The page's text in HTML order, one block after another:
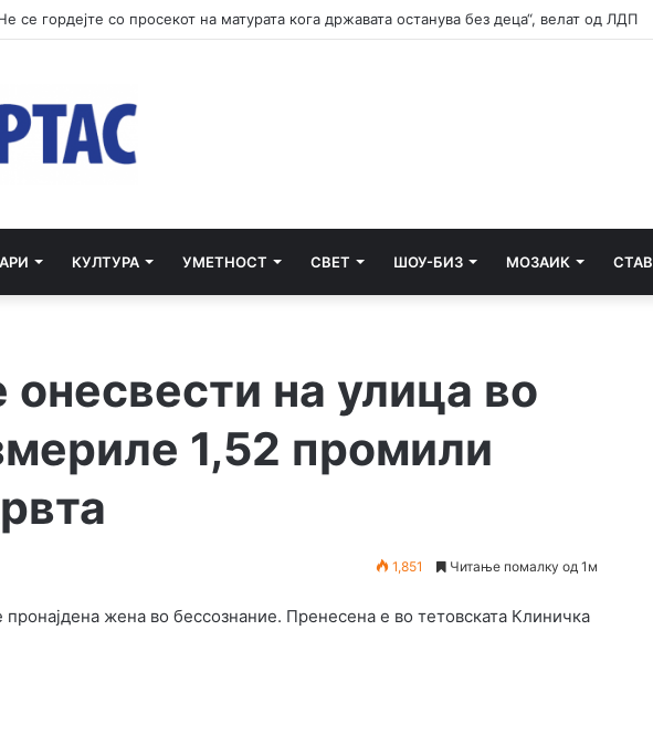
се гордејте со просекот на матурата кога државата останува без деца“, велат од ЛДП
КУЛТУРА УМЕТНОСТ СВЕТ ШОУ-БИЗ МОЗАИК СТАВ
онесвести на улица во
1,52 промили
1,851 Читање помалку од 1м
жена во бессознание. Пренесена е во тетовската Клиничка